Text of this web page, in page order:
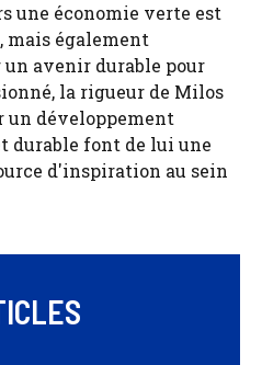
une économie verte est
mais également
avenir durable pour
la rigueur de Milos
un développement
durable font de lui une
d'inspiration au sein